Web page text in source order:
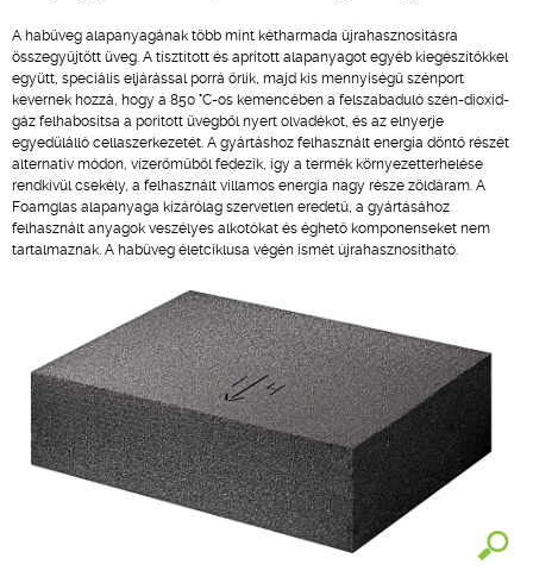
A habüveg alapanyagának több mint kétharmada újrahasznosításra
összegyűjtött üveg. A tisztított és aprított alapanyagot egyéb kiegészítőkkel
együtt, speciális eljárással porrá őrlik, majd kis mennyiségű szénport
kevernek hozzá, hogy a 850 °C-os kemencében a felszabaduló szén-dioxid-
gáz felhabosítsa a porított üvegből nyert olvadékot, és az elnyerje
egyedülálló cellaszerkezetét. A gyártáshoz felhasznált energia döntő részét
alternatív módon, vízerőműből fedezik, így a termék környezetterhelése
rendkívül csekély, a felhasznált villamos energia nagy része zöldáram. A
Foamglas alapanyaga kizárólag szervetlen eredetű, a gyártásához
felhasznált anyagok veszélyes alkotókat és éghető komponenseket nem
tartalmaznak. A habüveg életciklusa végén ismét újrahasznosítható.